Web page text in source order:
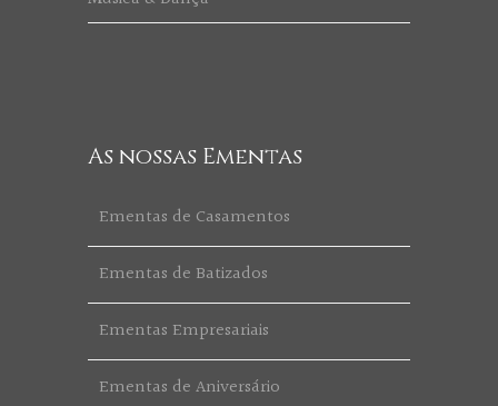
As nossas Ementas
Ementas de Casamentos
Ementas de Batizados
Ementas Empresariais
Ementas de Aniversário